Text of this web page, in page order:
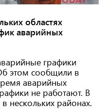
областях
аварийных
графики
этом сообщили в
аварийных
не работают. В
в нескольких районах.